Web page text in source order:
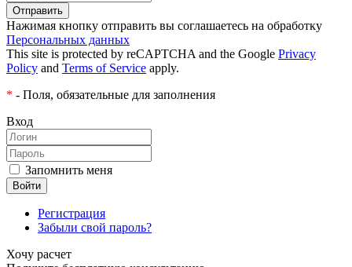
Нажимая кнопку отправить вы соглашаетесь на обработку
Персональных данных
This site is protected by reCAPTCHA and the Google Privacy
Policy and Terms of Service apply.
* - Поля, обязательные для заполнения
Вход
Запомнить меня
Регистрация
Забыли свой пароль?
Хочу расчет